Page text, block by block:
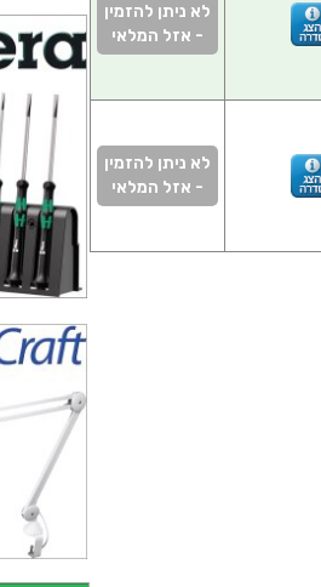
לא ניתן להזמין
- אזל המלאי
לא ניתן להזמין
- אזל המלאי